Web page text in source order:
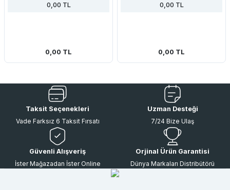
0,00 TL
0,00 TL
0,00 TL
0,00 TL
Taksit Seçenekleri
Vade Farksız 6 Taksit Fırsatı
Uzman Desteği
7/24 Bize Ulaş
Güvenli Alışveriş
İster Mağazadan İster Online
Orjinal Ürün Garantisi
Dünya Markaları Distribütörü